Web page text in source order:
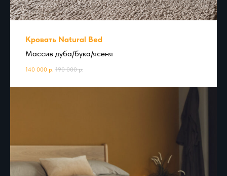
Кровать Natural Bed
Массив дуба/бука/ясеня
140 000 р. 190 000 р.